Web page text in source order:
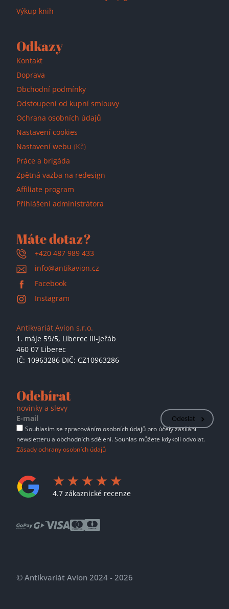
Výkup knih
Odkazy
Kontakt
Doprava
Obchodní podmínky
Odstoupení od kupní smlouvy
Ochrana osobních údajů
Nastavení cookies
Nastavení webu (Kč)
Práce a brigáda
Zpětná vazba na redesign
Affiliate program
Přihlášení administrátora
Máte dotaz?
+420 487 989 433
info@antikavion.cz
Facebook
Instagram
Antikvariát Avion s.r.o.
1. máje 59/5, Liberec III-Jeřáb
460 07 Liberec
IČ: 10963286 DIČ: CZ10963286
Odebírat
novinky a slevy
Odeslat
Souhlasím se zpracováním osobních údajů pro účely zasílání
newsletteru a obchodních sdělení. Souhlas můžete kdykoli odvolat.
Zásady ochrany osobních údajů
4.7 zákaznické recenze
© Antikvariát Avion 2024 - 2026